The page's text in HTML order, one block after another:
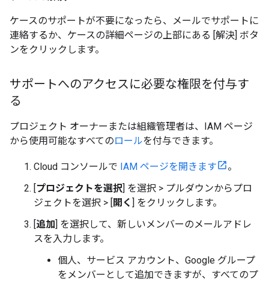
ケースのサポートが不要になったら、メールでサポートに
連絡するか、ケースの詳細ページの上部にある [解決] ボタ
ンをクリックします。
サポートへのアクセスに必要な権限を付与す
る
プロジェクト オーナーまたは組織管理者は、IAM ページ
から使用可能なすべてのロールを付与できます。
Cloud コンソールで IAM ページを開きます
。
[プロジェクトを選択] を選択 > プルダウンからプロ
ジェクトを選択 > [開く ] をクリックします。
[追加] を選択して、新しいメンバーのメールアドレ
スを入力します。
個人、サービス アカウント、Google グループ
をメンバーとして追加できますが、すべてのプ